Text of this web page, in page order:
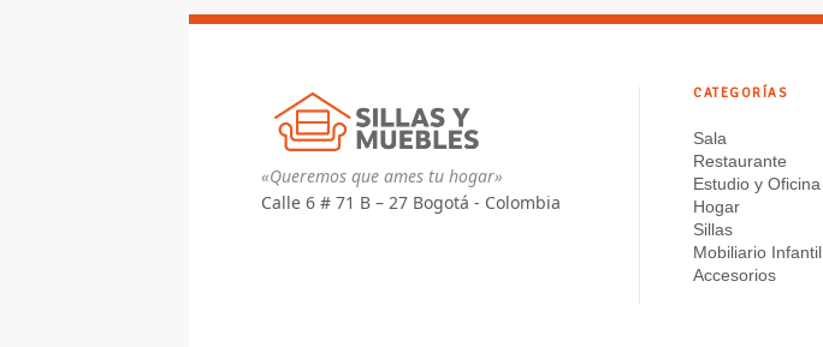
«Queremos que ames tu hogar»
Calle 6 # 71 B – 27 Bogotá - Colombia
CATEGORÍAS
Sala
Restaurante
Estudio y Oficina
Hogar
Sillas
Mobiliario Infantil
Accesorios